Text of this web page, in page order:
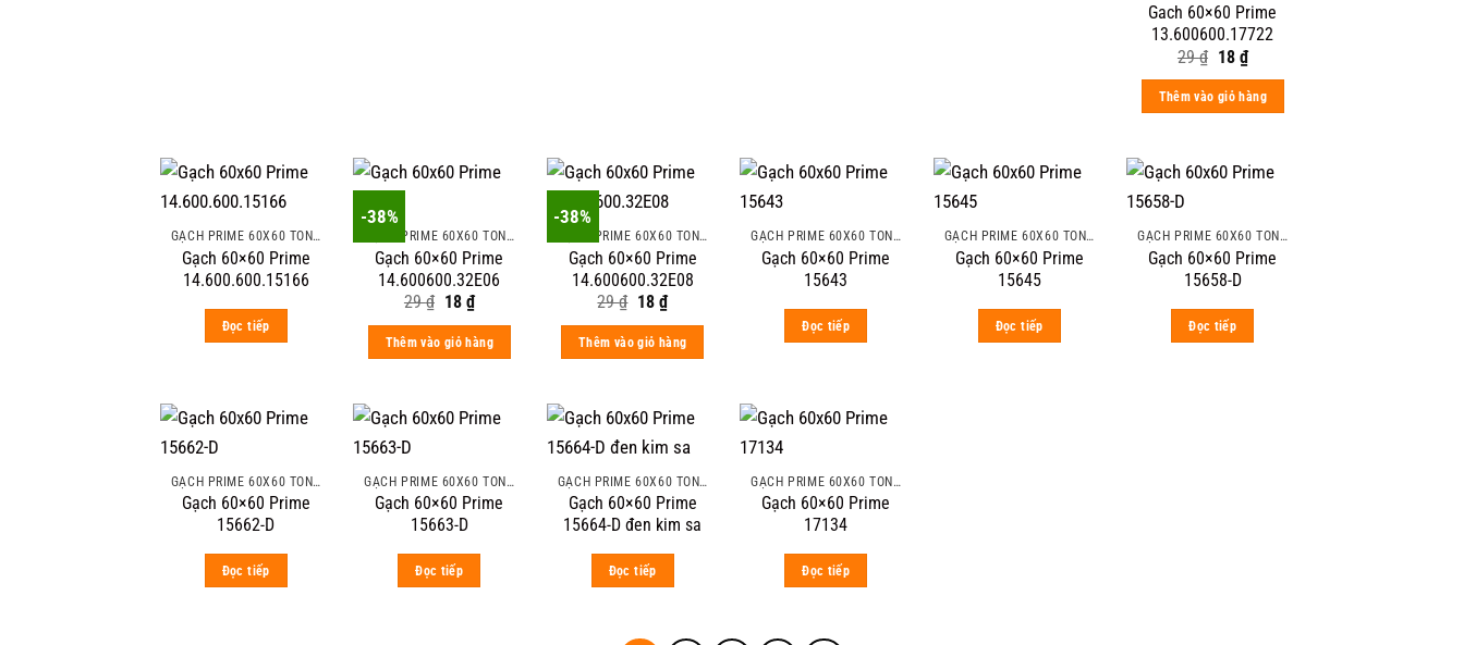
Gach 60×60 Prime
13.600600.17722
29₫ Original
price
was:
29 ₫.
18 ₫Current
price
is:
18 ₫.
Thêm vào giỏ hàng
GẠCH PRIME 60X60 TÔNG MÀU ĐẬM VÂN ĐÁ
Gạch 60×60 Prime
14.600.600.15166
Đọc tiếp
-38%
GẠCH PRIME 60X60 TÔNG MÀU ĐẬM VÂN ĐÁ
Gạch 60×60 Prime
14.600600.32E06
29₫ Original
price
was:
29 ₫.
18 ₫Current
price
is:
18 ₫.
Thêm vào giỏ hàng
-38%
GẠCH PRIME 60X60 TÔNG MÀU ĐẬM VÂN ĐÁ
Gạch 60×60 Prime
14.600600.32E08
29₫ Original
price
was:
29 ₫.
18₫Current
price
is:
18 ₫.
Thêm vào giỏ hàng
GẠCH PRIME 60X60 TÔNG MÀU ĐẬM VÂN ĐÁ
Gạch 60×60 Prime
15643
Đọc tiếp
GẠCH PRIME 60X60 TÔNG MÀU ĐẬM VÂN ĐÁ
Gạch 60×60 Prime
15645
Đọc tiếp
GẠCH PRIME 60X60 TÔNG MÀU ĐẬM VÂN ĐÁ
Gạch 60×60 Prime
15658-D
Đọc tiếp
GẠCH PRIME 60X60 TÔNG MÀU ĐẬM VÂN ĐÁ
Gạch 60×60 Prime
15662-D
Đọc tiếp
GẠCH PRIME 60X60 TÔNG MÀU ĐẬM VÂN ĐÁ
Gạch 60×60 Prime
15663-D
Đọc tiếp
GẠCH PRIME 60X60 TÔNG MÀU ĐẬM VÂN ĐÁ
Gạch 60×60 Prime
15664-D đen kim sa
Đọc tiếp
GẠCH PRIME 60X60 TÔNG MÀU ĐẬM VÂN ĐÁ
Gạch 60×60 Prime
17134
Đọc tiếp